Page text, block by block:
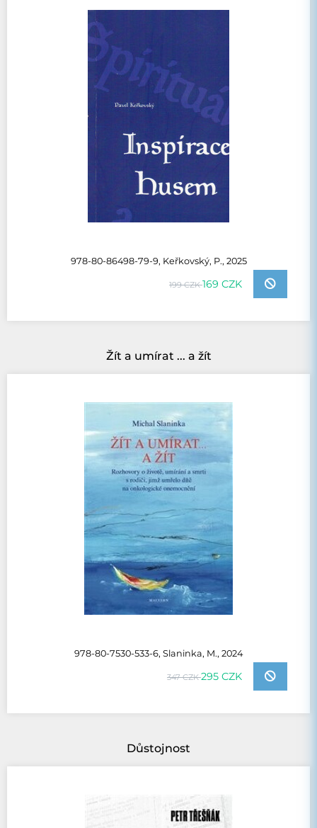
978-80-86498-79-9, Keřkovský, P., 2025
199 CZK169 CZK
Žít a umírat ... a žít
978-80-7530-533-6, Slaninka, M., 2024
347 CZK295 CZK
Důstojnost